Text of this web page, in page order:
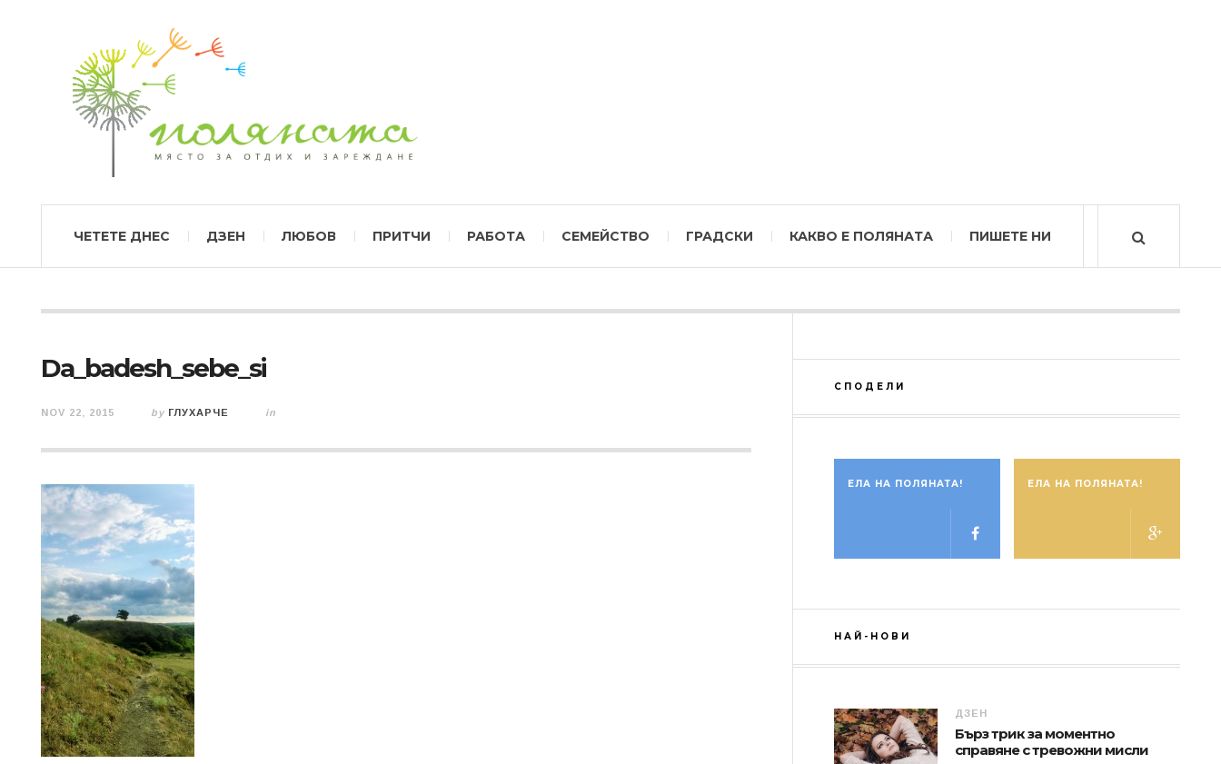
ЧЕТЕТЕ ДНЕС ДЗЕН ЛЮБОВ ПРИТЧИ РАБОТА СЕМЕЙСТВО ГРАДСКИ КАКВО Е ПОЛЯНАТА ПИШЕТЕ НИ
Da_badesh_sebe_si
NOV 22, 2015 by ГЛУХАРЧЕ in
СПОДЕЛИ
ЕЛА НА ПОЛЯНАТА! ЕЛА НА ПОЛЯНАТА!
НАЙ-НОВИ
ДЗЕН
Бърз трик за моментно
справяне с тревожни мисли